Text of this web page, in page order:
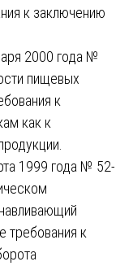
к заключению
2000 года №
пищевых
к
как к
1999 года № 52-
требования к